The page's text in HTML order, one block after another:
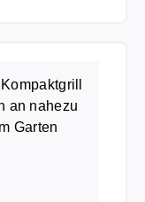
an nahezu
Garten